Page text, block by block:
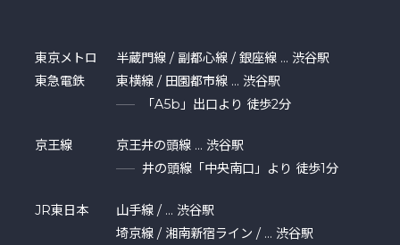
東京メトロ
東急電鉄
半蔵門線 / 副都心線 / 銀座線 … 渋谷駅
東横線 / 田園都市線 … 渋谷駅
「A5b」出口より 徒歩2分
京王線
京王井の頭線 … 渋谷駅
井の頭線「中央南口」より 徒歩1分
JR東日本
山手線 / … 渋谷駅
埼京線 / 湘南新宿ライン / … 渋谷駅